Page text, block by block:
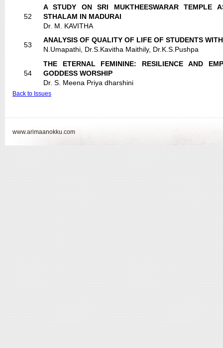
52
A STUDY ON SRI MUKTHEESWARAR TEMPLE
STHALAM IN MADURAI
Dr. M. KAVITHA
53
ANALYSIS OF QUALITY OF LIFE OF STUDENTS
N.Umapathi, Dr.S.Kavitha Maithily, Dr.K.S.Pushpa
54
THE ETERNAL FEMININE: RESILIENCE AND
GODDESS WORSHIP
Dr. S. Meena Priya dharshini
Back to Issues
www.arimaanokku.com